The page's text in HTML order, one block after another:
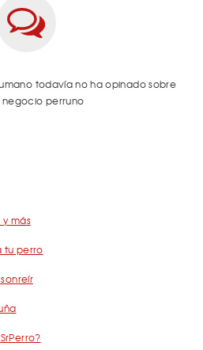
todavía no ha opinado sobre
negocio perruno
y más
tu perro